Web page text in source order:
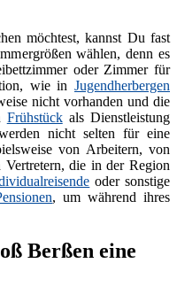
möchtest, kannst Du fast
wählen, denn es
oder Zimmer für
wie in Jugendherbergen
nicht vorhanden und die
Frühstückals Dienstleistung
nicht selten für eine
von Arbeitern, von
die in der Region
oder sonstige
, um während ihres
Berßen eine